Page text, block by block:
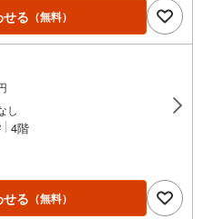
る （無料）
し
4階
る （無料）